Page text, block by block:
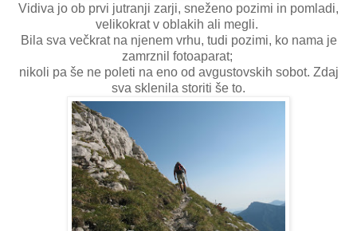
Vidiva jo ob prvi jutranji zarji, sneženo pozimi in pomladi,
velikokrat v oblakih ali megli.
Bila sva večkrat na njenem vrhu, tudi pozimi, ko nama je
zamrznil fotoaparat;
nikoli pa še ne poleti na eno od avgustovskih sobot. Zdaj
sva sklenila storiti še to.